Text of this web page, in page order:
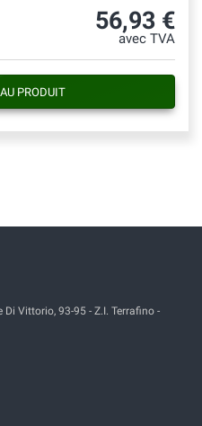
56,93 €
avec TVA
PRODUIT
Di Vittorio, 93-95 - Z.I. Terrafino -